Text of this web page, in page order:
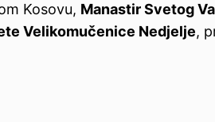
Kosovu, Manastir Svetog
Velikomučenice Nedjelje,